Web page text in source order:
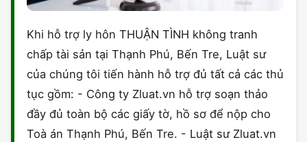
Khi hỗ trợ ly hôn THUẬN TÌNH không tranh
chấp tài sản tại Thạnh Phú, Bến Tre, Luật sư
của chúng tôi tiến hành hỗ trợ đủ tất cả các thủ
tục gồm: - Công ty Zluat.vn hỗ trợ soạn thảo
đầy đủ toàn bộ các giấy tờ, hồ sơ để nộp cho
Toà án Thạnh Phú, Bến Tre. - Luật sư Zluat.vn